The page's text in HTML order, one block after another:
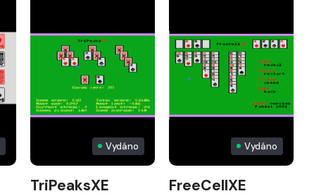
Vydáno
TriPeaksXE
Vydáno
FreeCellXE